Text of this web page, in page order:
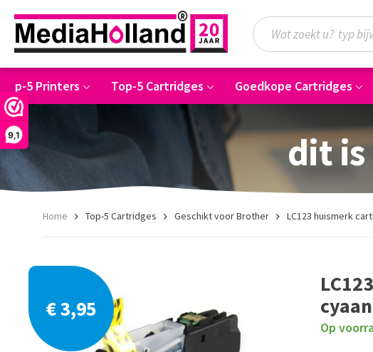
9,1
Top-5 Printers Top-5 Cartridges Goedkope Cartridges
dit is
Home Top-5 Cartridges Geschikt voor Brother LC123 huismerk
€ 3,95
Op